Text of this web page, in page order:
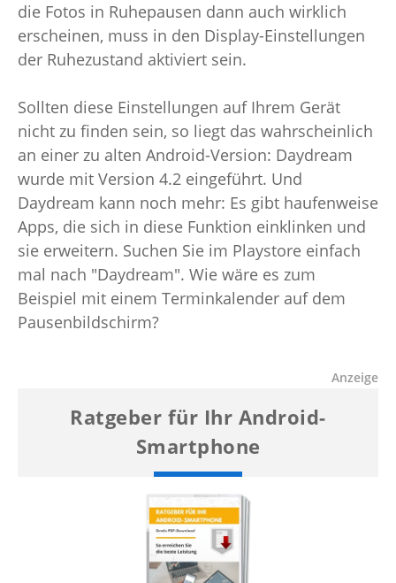
die Fotos in Ruhepausen dann auch wirklich
erscheinen, muss in den Display-Einstellungen
der Ruhezustand aktiviert sein.
Sollten diese Einstellungen auf Ihrem Gerät
nicht zu finden sein, so liegt das wahrscheinlich
an einer zu alten Android-Version: Daydream
wurde mit Version 4.2 eingeführt. Und
Daydream kann noch mehr: Es gibt haufenweise
Apps, die sich in diese Funktion einklinken und
sie erweitern. Suchen Sie im Playstore einfach
mal nach "Daydream". Wie wäre es zum
Beispiel mit einem Terminkalender auf dem
Pausenbildschirm?